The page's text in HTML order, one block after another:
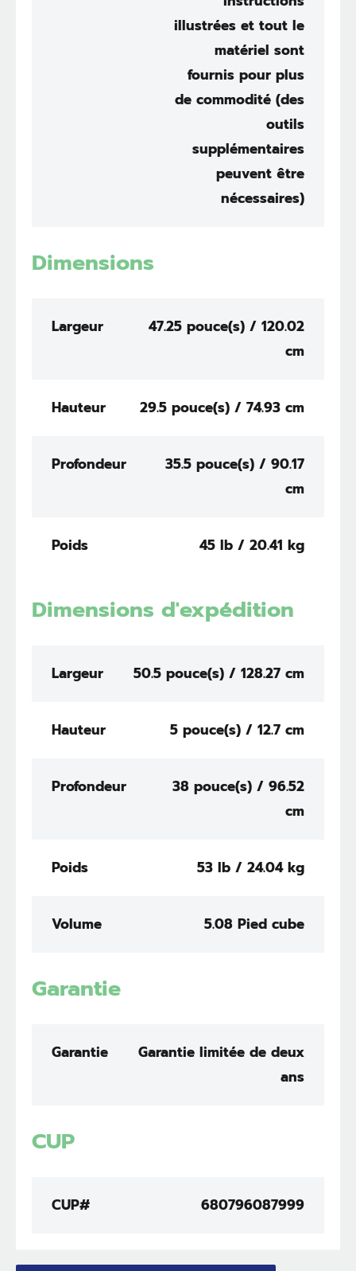
illustrées et tout le
matériel sont
fournis pour plus
de commodité (des
outils
supplémentaires
peuvent être
nécessaires)
Dimensions
Largeur
47.25 pouce(s) / 120.02
cm
Hauteur 29.5 pouce(s) / 74.93 cm
Profondeur
35.5 pouce(s) / 90.17
cm
Poids 45 lb / 20.41 kg
Dimensions d'expédition
Largeur 50.5 pouce(s) / 128.27 cm
Hauteur 5 pouce(s) / 12.7 cm
Profondeur
38 pouce(s) / 96.52
cm
Poids 53 lb / 24.04 kg
Volume 5.08 Pied cube
Garantie
Garantie
Garantie limitée de deux
ans
CUP
CUP# 680796087999